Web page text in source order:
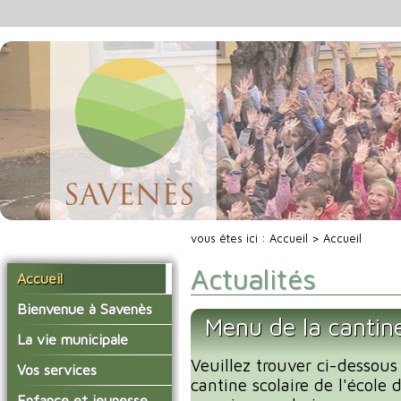
Accueil
Bienvenue à Savenès
Situer Savenès
Savenès en chiffre
L'histoire du village
La vie municipale
Vos élus
Les compte-rendus du
Vos services
La mairie
vous êtes ici : Accueil > Accueil
Actualités
Menu de la
Veuillez trouver ci-
cantine scolaire de l'école